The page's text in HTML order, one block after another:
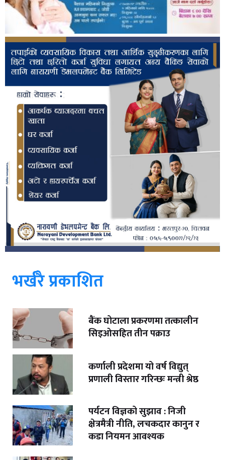
भर्खरै प्रकाशित
बैंक घोटाला प्रकरणमा तत्कालीन
सिइओसहित तीन पक्राउ
कर्णाली प्रदेशमा यो वर्ष विद्युत्
प्रणाली विस्तार गरिन्छः मन्त्री श्रेष्ठ
पर्यटन विज्ञको सुझाव : निजी
क्षेत्रमैत्री नीति, लचकदार कानुन र
कडा नियमन आवश्यक